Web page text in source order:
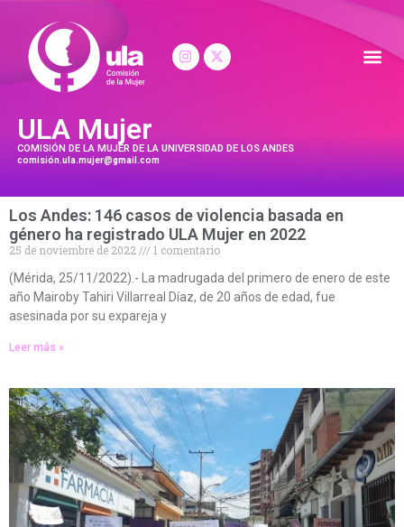
ULA Mujer
COMISIÓN DE LA MUJER DE LA UNIVERSIDAD DE LOS ANDES
comisión.ula.mujer@gmail.com
Los Andes: 146 casos de violencia basada en
género ha registrado ULA Mujer en 2022
25 de noviembre de 2022
1 comentario
(Mérida, 25/11/2022).- La madrugada del primero de enero de este
año Mairoby Tahiri Villarreal Díaz, de 20 años de edad, fue
asesinada por su expareja y
Leer más »